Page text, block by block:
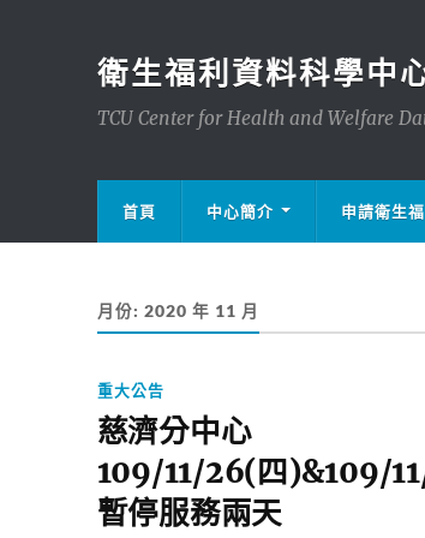
衛生福利資料科學中
TCU Center for Health and Welfare
首頁 中心簡介 申請衛生
月份: 2020 年 11 月
重大公告
慈濟分中心
109/11/26(四)&109/
暫停服務兩天